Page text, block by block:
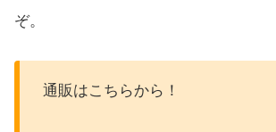
ぞ。
通販はこちらから！